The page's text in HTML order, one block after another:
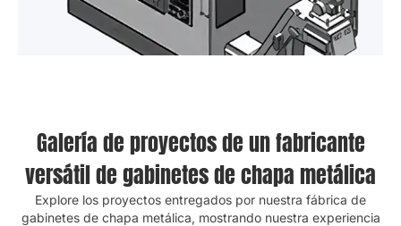
Galería de proyectos de un fabricante
versátil de gabinetes de chapa metálica
Explore los proyectos entregados por nuestra fábrica de
gabinetes de chapa metálica, mostrando nuestra experiencia